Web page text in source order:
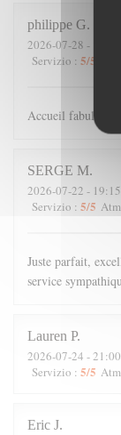
philippe G
2026-07-28 - 19:45
Servizio : 5/5
Accueil fabuleux
SERGE M
2026-07-22 -
Servizio : 5/5
Juste parfait,
service
Lauren P
2026-07-24 -
Servizio : 5/5
Eric J